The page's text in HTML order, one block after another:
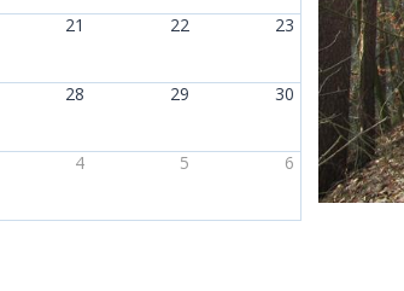
21 22 23
28 29 30
4 5 6